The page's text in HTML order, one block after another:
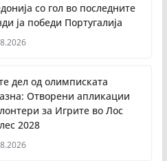
со гол во последните
ја победи Португалија
дел од олимписката
Отворени апликации
за Игрите во Лос
2028